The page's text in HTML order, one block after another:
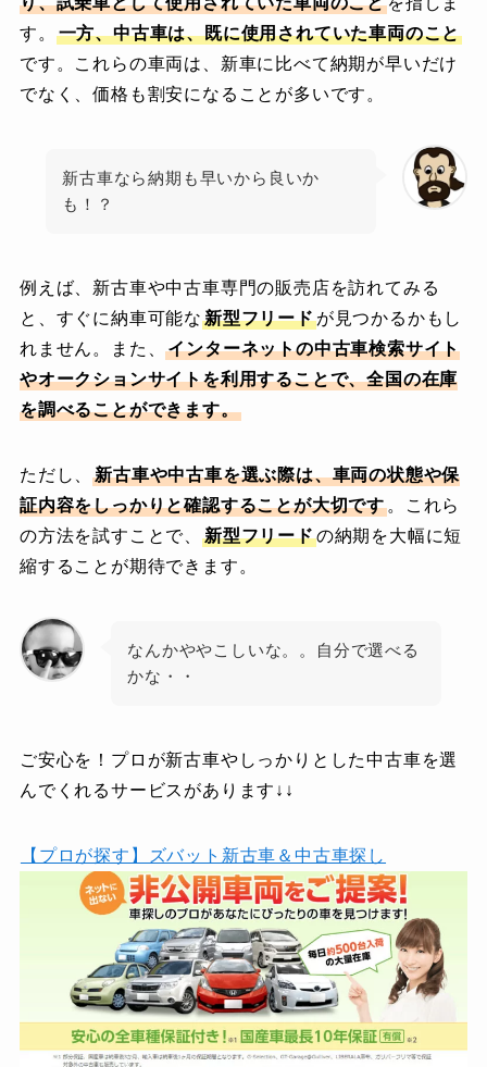
す。
一方、中古車は、既に使用されていた車両のこと
です。これらの車両は、新車に比べて納期が早いだけ
でなく、価格も割安になることが多いです。
新古車なら納期も早いから良いか
も！？
例えば、新古車や中古車専門の販売店を訪れてみる
と、すぐに納車可能な 新型フリードが見つかるかもし
れません。また、インターネットの中古車検索サイト
やオークションサイトを利用することで、全国の在庫
を調べることができます。
ただし、新古車や中古車を選ぶ際は、車両の状態や保
証内容をしっかりと確認することが大切です 。これら
の方法を試すことで、
新型フリードの納期を大幅に短
縮することが期待できます。
なんかややこしいな。。自分で選べる
かな・・
ご安心を！プロが新古車やしっかりとした中古車を選
んでくれるサービスがあります↓↓
【プロが探す】ズバット新古車＆中古車探し